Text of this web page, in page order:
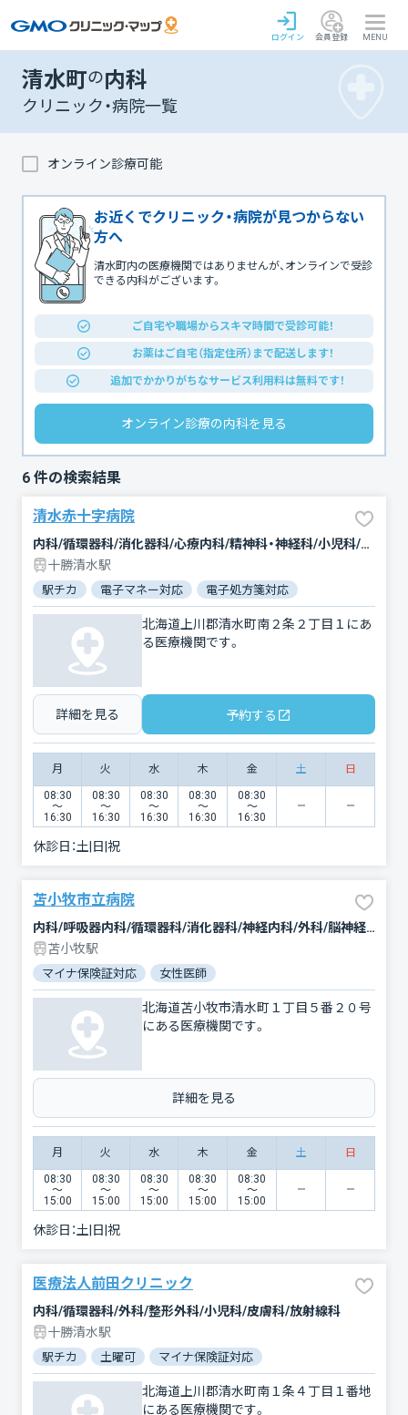
ログイン 会員登録 MENU
清水町の内科
クリニック・病院一覧
オンライン診療可能
お近くでクリニック・病院が見つからない
方へ
清水町内の医療機関ではありませんが、オンラインで受診
できる内科がございます。
ご自宅や職場からスキマ時間で受診可能！
お薬はご自宅（指定住所）まで配送します！
追加でかかりがちなサービス利用料は無料です！
オンライン診療の内科を見る
6 件の検索結果
清水赤十字病院
内科/循環器科/消化器科/心療内科/精神科・神経科/小児科/泌尿器科/外科/整形外科
十勝清水駅
駅チカ 電子マネー対応 電子処方箋対応
北海道上川郡清水町南２条２丁目１にあ
る医療機関です。
詳細を見る 予約する
月 火 水 木 金 土 日
08:30
〜
16:30
08:30
〜
16:30
08:30
〜
16:30
08:30
〜
16:30
08:30
〜
16:30
休診日：土|日|祝
苫小牧市立病院
内科/呼吸器内科/循環器科/消化器科/神経内科/外科/脳神経外科/整形外科/形成外科/小児科/新生児科/産婦人科/眼科/耳鼻咽喉科/皮膚科/泌尿器科/歯科/歯科口腔外科/リハビリテーション/放射線科/臨床検査・病理診断/麻酔科
苫小牧駅
マイナ保険証対応 女性医師
北海道苫小牧市清水町１丁目５番２０号
にある医療機関です。
詳細を見る
月 火 水 木 金 土 日
08:30
〜
15:00
08:30
〜
15:00
08:30
〜
15:00
08:30
〜
15:00
08:30
〜
15:00
休診日：土|日|祝
医療法人前田クリニック
内科/循環器科/外科/整形外科/小児科/皮膚科/放射線科
十勝清水駅
駅チカ 土曜可 マイナ保険証対応
北海道上川郡清水町南１条４丁目１番地
にある医療機関です。